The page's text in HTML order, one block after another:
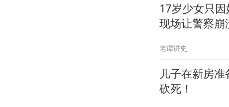
17岁少女只
现场让警察崩
老谭讲史
儿子在新房
砍死！